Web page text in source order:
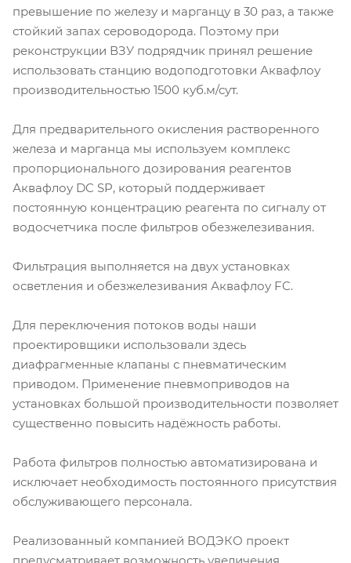
превышение по железу и марганцу в 30 раз, а также
стойкий запах сероводорода. Поэтому при
реконструкции ВЗУ подрядчик принял решение
использовать станцию водоподготовки Аквафлоу
производительностью 1500 куб.м/сут.
Для предварительного окисления растворенного
железа и марганца мы используем комплекс
пропорционального дозирования реагентов
Аквафлоу DC SP, который поддерживает
постоянную концентрацию реагента по сигналу от
водосчетчика после фильтров обезжелезивания.
Фильтрация выполняется на двух установках
осветления и обезжелезивания Аквафлоу FC.
Для переключения потоков воды наши
проектировщики использовали здесь
диафрагменные клапаны с пневматическим
приводом. Применение пневмоприводов на
установках большой производительности позволяет
существенно повысить надёжность работы.
Работа фильтров полностью автоматизирована и
исключает необходимость постоянного присутствия
обслуживающего персонала.
Реализованный компанией ВОДЭКО проект